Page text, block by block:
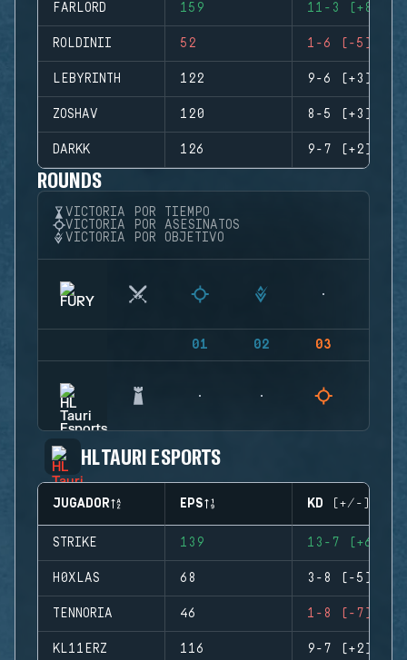
FARLORD 159 11-3 (+8)
ROLDINII 52 1-6 (-5)
LEBYRINTH 122 9-6 (+3)
ZOSHAV 120 8-5 (+3)
DARKK 126 9-7 (+2)
ROUNDS
VICTORIA POR TIEMPO
VICTORIA POR ASESINATOS
VICTORIA POR OBJETIVO
01 02 03
HL TAURI ESPORTS
JUGADOR EPS KD (+/-)
STRIKE 139 13-7 (+6)
H0XLAS 68 3-8 (-5)
TENNORIA 46 1-8 (-7)
KL11ERZ 116 9-7 (+2)